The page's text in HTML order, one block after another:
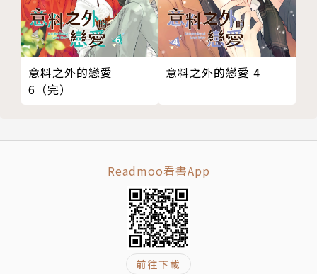
意料之外的戀愛
6（完）
意料之外的戀愛 4
Readmoo看書App
前往下載